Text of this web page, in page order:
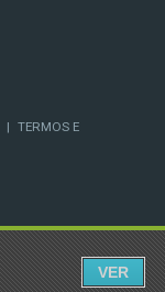
| TERMOS E
VER